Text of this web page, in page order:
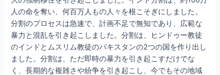
人の命を奪い、何百万人もの人々を根こそぎにしました。
分割のプロセスは急速で、計画不足で無知であり、広範な
暴力と混乱を引き起こしました。分割は、ヒンドゥー教徒
のインドとムスリム教徒のパキスタンの2つの国を作り出し
ました。分割は、ただ即時の暴力を引き起こすだけでな
く、長期的な複雑さや紛争を引き起こし、今でもその地域